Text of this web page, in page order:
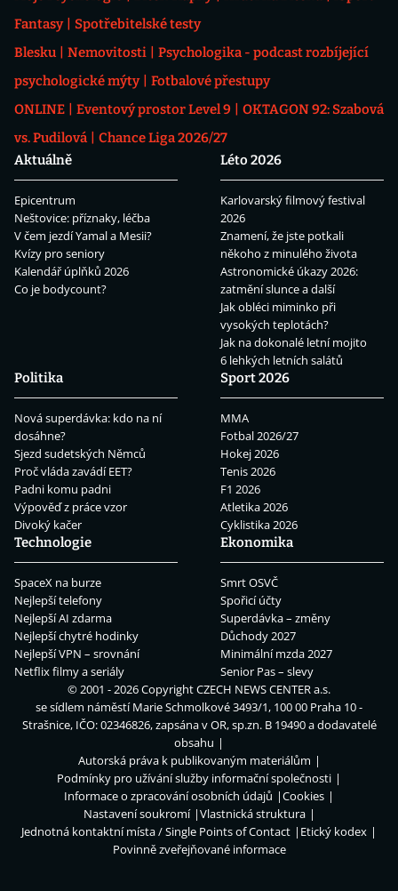
Fantasy
Spotřebitelské testy
Blesku
Nemovitosti
Psychologika - podcast rozbíjející
psychologické mýty
Fotbalové přestupy
ONLINE
Eventový prostor Level 9
OKTAGON 92: Szabová
vs. Pudilová
Chance Liga 2026/27
Aktuálně
Epicentrum
Neštovice: příznaky, léčba
V čem jezdí Yamal a Mesii?
Kvízy pro seniory
Kalendář úplňků 2026
Co je bodycount?
Léto 2026
Karlovarský filmový festival
2026
Znamení, že jste potkali
někoho z minulého života
Astronomické úkazy 2026:
zatmění slunce a další
Jak obléci miminko při
vysokých teplotách?
Jak na dokonalé letní mojito
6 lehkých letních salátů
Politika
Nová superdávka: kdo na ní
dosáhne?
Sjezd sudetských Němců
Proč vláda zavádí EET?
Padni komu padni
Výpověď z práce vzor
Divoký kačer
Sport 2026
MMA
Fotbal 2026/27
Hokej 2026
Tenis 2026
F1 2026
Atletika 2026
Cyklistika 2026
Technologie
SpaceX na burze
Nejlepší telefony
Nejlepší AI zdarma
Nejlepší chytré hodinky
Nejlepší VPN – srovnání
Netflix filmy a seriály
Ekonomika
Smrt OSVČ
Spořicí účty
Superdávka – změny
Důchody 2027
Minimální mzda 2027
Senior Pas – slevy
© 2001 - 2026 CopyrightCZECH NEWS CENTER a.s.
se sídlem náměstí Marie Schmolkové 3493/1, 100 00 Praha 10 -
Strašnice, IČO: 02346826, zapsána v OR, sp.zn. B 19490 a dodavatelé
obsahu
Autorská práva k publikovaným materiálům
Podmínky pro užívání služby informační společnosti
Informace o zpracování osobních údajů
Cookies
Nastavení soukromí
Vlastnická struktura
Jednotná kontaktní místa / Single Points of Contact
Etický kodex
Povinně zveřejňované informace